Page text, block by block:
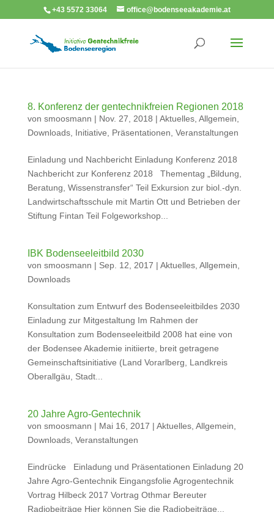
+43 5572 33064 office@bodenseeakademie.at
8. Konferenz der gentechnikfreien Regionen 2018
von smoosmann | Nov. 27, 2018 | Aktuelles, Allgemein
Downloads, Initiative Präsentationen Veranstaltungen
Einladung und Nachbericht Einladung Konferenz 2018
Nachbericht zur Konferenz 2018 Thementag „Bildung,
Beratung, Wissenstransfer“ Teil Exkursion zur biol.-dyn.
Landwirtschaftsschule mit Martin Ott und Betrieben der
Stiftung Fintan Teil Folgeworkshop...
IBK Bodenseeleitbild 2030
von smoosmann | Sep. 12, 2017 | Aktuelles, Allgemein
Downloads
Konsultation zum Entwurf des Bodenseeleitbildes 2030
Einladung zur Mitgestaltung Im Rahmen der
Konsultation zum Bodenseeleitbild 2008 hat eine von
der Bodensee Akademie initiierte, breit getragene
Gemeinschaftsinitiative (Land Vorarlberg, Landkreis
Oberallgäu, Stadt...
20 Jahre Agro-Gentechnik
von smoosmann | Mai 16, 2017 | Aktuelles, Allgemein
Downloads, Veranstaltungen
Eindrücke Einladung und Präsentationen Einladung 20
Jahre Agro-Gentechnik Eingangsfolie Agrogentechnik
Vortrag Hilbeck 2017 Vortrag Othmar Bereuter
Radiobeiträge Hier können Sie die Radiobeiträge...